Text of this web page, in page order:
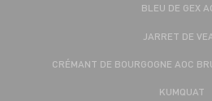
BLEU DE GEX
JARRET DE
CRÉMANT DE BOURGOGNE AOC
KUMQUAT